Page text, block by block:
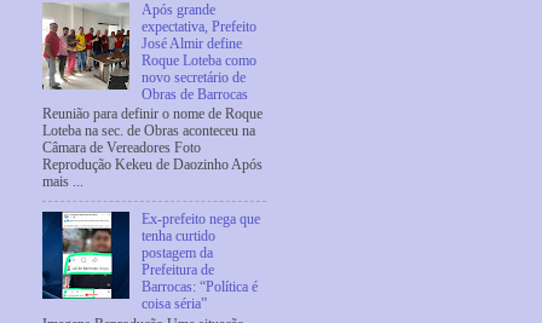
Após grande
expectativa, Prefeito
José Almir define
Roque Loteba como
novo secretário de
Obras de Barrocas
Reunião para definir o nome de Roque
Loteba na sec. de Obras aconteceu na
Câmara de Vereadores Foto
Reprodução Kekeu de Daozinho Após
mais ...
Ex-prefeito nega que
tenha curtido
postagem da
Prefeitura de
Barrocas: “Política é
coisa séria”